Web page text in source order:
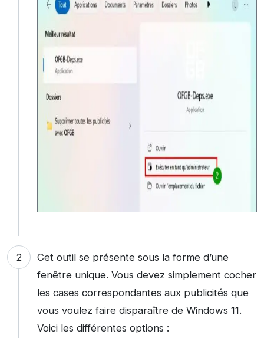
Cet outil se présente sous la forme d’une
fenêtre unique. Vous devez simplement cocher
les cases correspondantes aux publicités que
vous voulez faire disparaître de Windows 11.
Voici les différentes options :